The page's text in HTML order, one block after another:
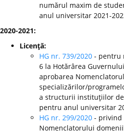
numărul maxim de
anul universitar 2021-
2020-2021:
Licenţă:
HG nr. 739/2020 - pentru
6 la Hotărârea
aprobarea
specializărilor/
a structurii instituţiilor
pentru anul universitar
HG nr. 299/2020 - privind
Nomenclatorului